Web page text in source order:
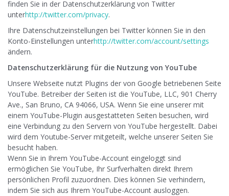
finden Sie in der Datenschutzerklärung von Twitter
unterhttp://twitter.com/privacy.
Ihre Datenschutzeinstellungen bei Twitter können Sie in den
Konto-Einstellungen unterhttp://twitter.com/account/settings
ändern.
Datenschutzerklärung für die Nutzung von YouTube
Unsere Webseite nutzt Plugins der von Google betriebenen Seite
YouTube. Betreiber der Seiten ist die YouTube, LLC, 901 Cherry
Ave., San Bruno, CA 94066, USA. Wenn Sie eine unserer mit
einem YouTube-Plugin ausgestatteten Seiten besuchen, wird
eine Verbindung zu den Servern von YouTube hergestellt. Dabei
wird dem Youtube-Server mitgeteilt, welche unserer Seiten Sie
besucht haben.
Wenn Sie in Ihrem YouTube-Account eingeloggt sind
ermöglichen Sie YouTube, Ihr Surfverhalten direkt Ihrem
persönlichen Profil zuzuordnen. Dies können Sie verhindern,
indem Sie sich aus Ihrem YouTube-Account ausloggen.